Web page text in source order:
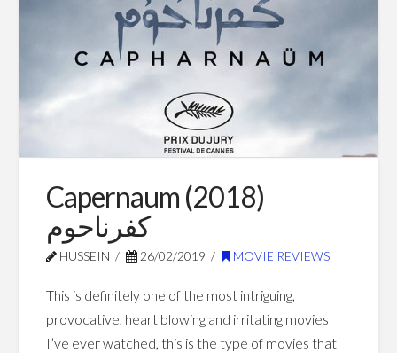
Design
Trends
2019
Capernaum (2018)
كفرناحوم
HUSSEIN 26/02/2019 MOVIE REVIEWS
This is definitely one of the most intriguing,
provocative, heart blowing and irritating movies
I’ve ever watched, this is the type of movies that